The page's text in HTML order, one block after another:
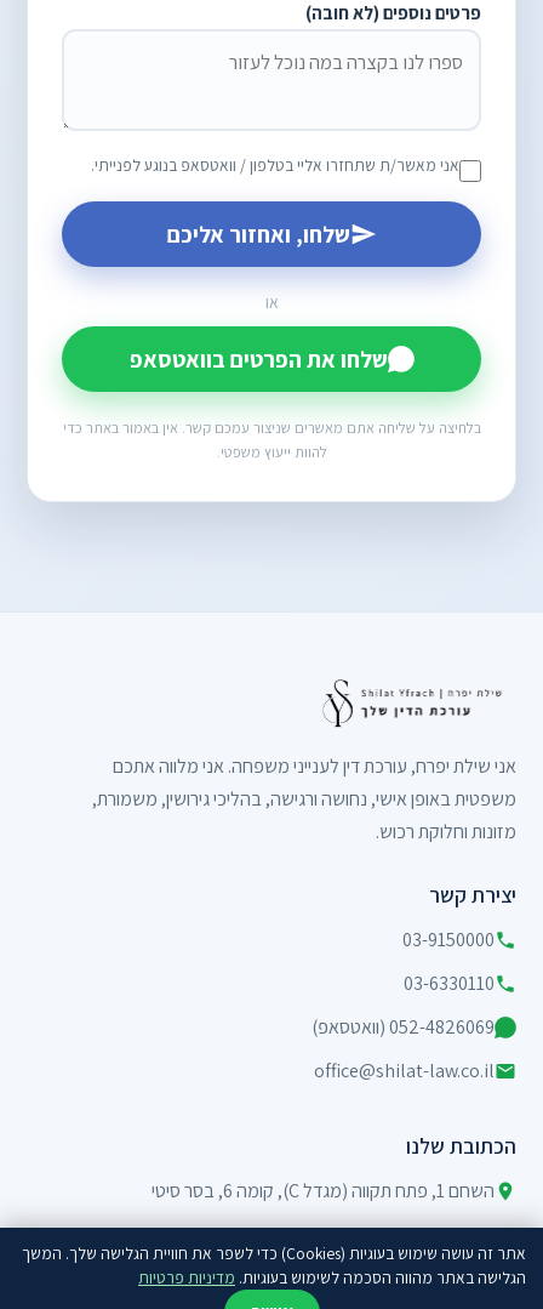
פרטים נוספים (לא חובה)
אני מאשר/ת שתחזרו אליי בטלפון / וואטסאפ בנוגע לפנייתי.
שלחו, ואחזור אליכם
או
שלחו את הפרטים בוואטסאפ
בלחיצה על שליחה אתם מאשרים שניצור עמכם קשר. אין באמור באתר כדי
להוות ייעוץ משפטי.
אני שילת יפרח, עורכת דין לענייני משפחה. אני מלווה אתכם
משפטית באופן אישי, נחושה ורגישה, בהליכי גירושין, משמורת,
מזונות וחלוקת רכוש.
יצירת קשר
03-9150000
03-6330110
052-4826069 (וואטסאפ)
office@shilat-law.co.il
הכתובת שלנו
השחם 1, פתח תקווה (מגדל C), קומה 6, בסר סיטי
אתר זה עושה שימוש בעוגיות (Cookies) כדי לשפר את חוויית הגלישה שלך. המשך
הגלישה באתר מהווה הסכמה לשימוש בעוגיות. מדיניות פרטיות